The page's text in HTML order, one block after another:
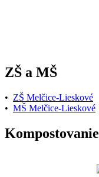
ZŠ a MŠ
• ZŠ Melčice-Lieskové
• MŠ Melčice-Lieskové
Kompostovanie